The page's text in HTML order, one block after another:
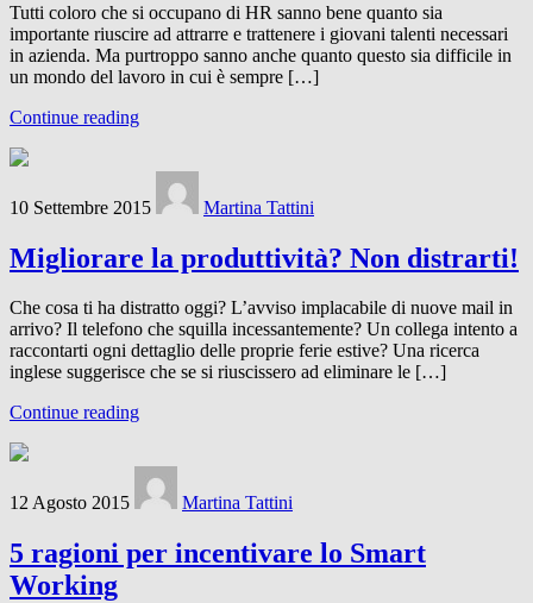
Tutti coloro che si occupano di HR sanno bene quanto sia
importante riuscire ad attrarre e trattenere i giovani talenti necessari
in azienda. Ma purtroppo sanno anche quanto questo sia difficile in
un mondo del lavoro in cui è sempre […]
Continue reading
10 Settembre 2015 Martina Tattini
Migliorare la produttività? Non distrarti!
Che cosa ti ha distratto oggi? L’avviso implacabile di nuove mail in
arrivo? Il telefono che squilla incessantemente? Un collega intento a
raccontarti ogni dettaglio delle proprie ferie estive? Una ricerca
inglese suggerisce che se si riuscissero ad eliminare le […]
Continue reading
12 Agosto 2015 Martina Tattini
5 ragioni per incentivare lo Smart
Working